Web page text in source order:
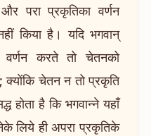
परा प्रकृतिका वर्णन
किया है। यदि भगवान्
वर्णन करते तो चेतनको
चेतन न तो प्रकृति
होता है कि भगवान्ने यहाँ
लिये ही अपरा प्रकृतिके